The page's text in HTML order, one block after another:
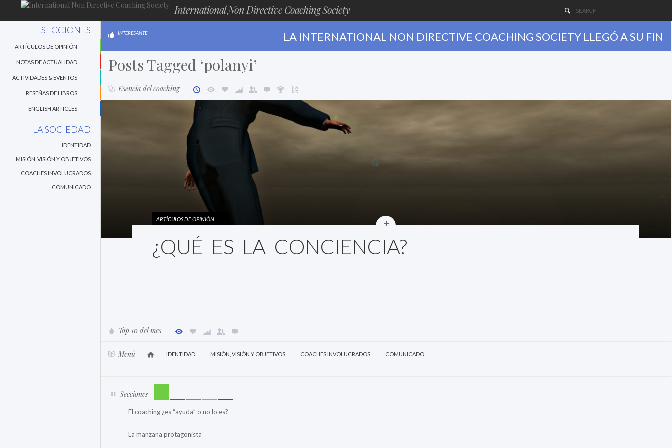
International Non Directive Coaching Society
SECCIONES
ARTÍCULOS DE OPINIÓN
NOTAS DE ACTUALIDAD
ACTIVIDADES & EVENTOS
RESEÑAS DE LIBROS
ENGLISH ARTICLES
LA SOCIEDAD
IDENTIDAD
MISIÓN, VISIÓN Y OBJETIVOS
COACHES INVOLUCRADOS
COMUNICADO
INTERESANTE LA INTERNATIONAL NON DIRECTIVE COACHING SOCIETY LLEGÓ A SU FIN
Posts Tagged ‘polanyi’
Esencia del coaching
ARTÍCULOS DE OPINIÓN
¿QUÉ ES LA CONCIENCIA?
Top 10 del mes
Menú IDENTIDAD MISIÓN, VISIÓN Y OBJETIVOS COACHES INVOLUCRADOS COMUNICADO
Secciones
El coaching ¿es “ayuda” o no lo es?
La manzana protagonista